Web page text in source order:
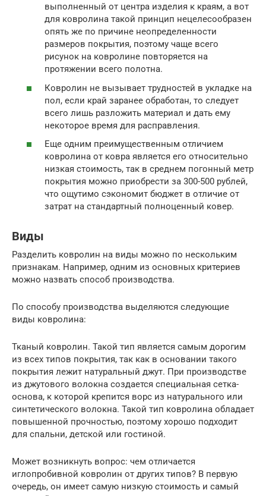
выполненный от центра изделия к краям, а вот
для ковролина такой принцип нецелесообразен
опять же по причине неопределенности
размеров покрытия, поэтому чаще всего
рисунок на ковролине повторяется на
протяжении всего полотна.
Ковролин не вызывает трудностей в укладке на
пол, если край заранее обработан, то следует
всего лишь разложить материал и дать ему
некоторое время для расправления.
Еще одним преимущественным отличием
ковролина от ковра является его относительно
низкая стоимость, так в среднем погонный метр
покрытия можно приобрести за 300-500 рублей,
что ощутимо сэкономит бюджет в отличие от
затрат на стандартный полноценный ковер.
Виды
Разделить ковролин на виды можно по нескольким
признакам. Например, одним из основных критериев
можно назвать способ производства.
По способу производства выделяются следующие
виды ковролина:
Тканый ковролин. Такой тип является самым дорогим
из всех типов покрытия, так как в основании такого
покрытия лежит натуральный джут. При производстве
из джутового волокна создается специальная сетка-
основа, к которой крепится ворс из натурального или
синтетического волокна. Такой тип ковролина обладает
повышенной прочностью, поэтому хорошо подходит
для спальни, детской или гостиной.
Может возникнуть вопрос: чем отличается
иглопробивной ковролин от других типов? В первую
очередь, он имеет самую низкую стоимость и самый